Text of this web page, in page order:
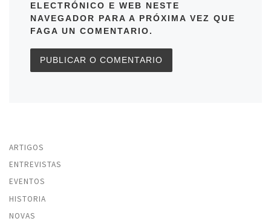
ELECTRÓNICO E WEB NESTE
NAVEGADOR PARA A PRÓXIMA VEZ QUE
FAGA UN COMENTARIO.
ARTIGOS
ENTREVISTAS
EVENTOS
HISTORIA
NOVAS